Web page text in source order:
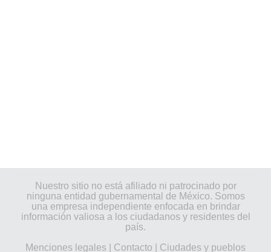
Nuestro sitio no está afiliado ni patrocinado por
ninguna entidad gubernamental de México. Somos
una empresa independiente enfocada en brindar
información valiosa a los ciudadanos y residentes del
país.
Menciones legales
Contacto Ciudades y pueblos